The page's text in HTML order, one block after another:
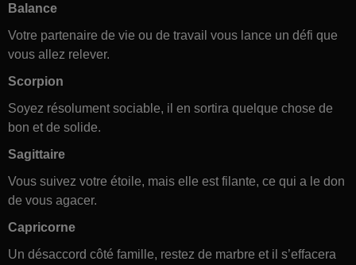
Balance
Votre partenaire de vie ou de travail vous lance un défi que
vous allez relever.
Scorpion
Soyez résolument sociable, il en sortira quelque chose de
bon et de solide.
Sagittaire
Vous suivez votre étoile, mais elle est filante, ce qui a le don
de vous agacer.
Capricorne
Un désaccord côté famille, restez de marbre et il s’effacera